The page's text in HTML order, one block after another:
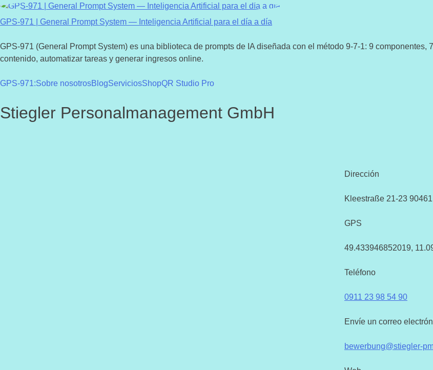
Saltar
al
GPS-971 | General Prompt System — Inteligencia Artificial para el día a día
GPS-971 (General Prompt System) es una biblioteca de prompts de IA diseñada con el método 9-7-1: 9
contenido, automatizar tareas y generar ingresos online.
GPS-971:Sobre nosotrosBlogServiciosShopQR Studio Pro
Stiegler Personalmanagement GmbH
Dirección
Kleestraße 21-23
GPS
49.433946852019,
Teléfono
0911 23 98 54 90
Envíe un correo
bewerbung@stiegler-